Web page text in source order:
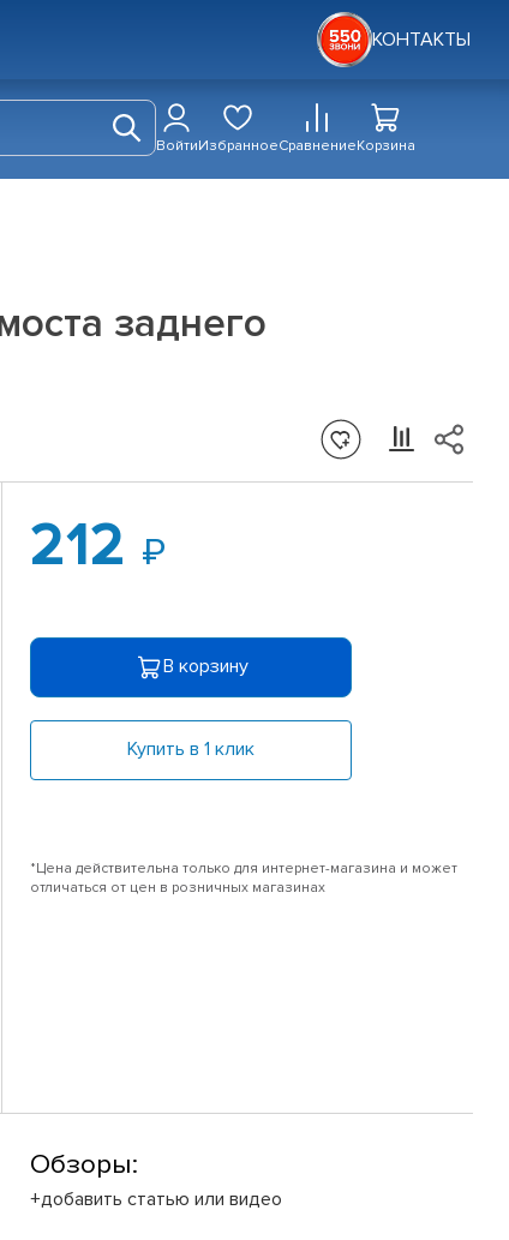
КОНТАКТЫ
ВойтиИзбранноеСравнениеКорзина
заднего
212
В корзину
Купить в 1 клик
*Цена действительна только для интернет-магазина и может
отличаться от цен в розничных магазинах
Обзоры:
+добавить статью или видео